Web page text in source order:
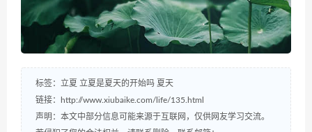
标签： 立夏 立夏是夏天的开始吗 夏天
链接：
http://www.xiubaike.com/life/135.html
声明：本文中部分信息可能来源于互联网，仅供网友学习交流。